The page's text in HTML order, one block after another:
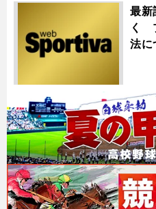
最新
く
法に